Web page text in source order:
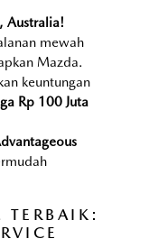
Australia!
mewah
Mazda.
keuntungan
Rp 100 Juta
TERBAIK: